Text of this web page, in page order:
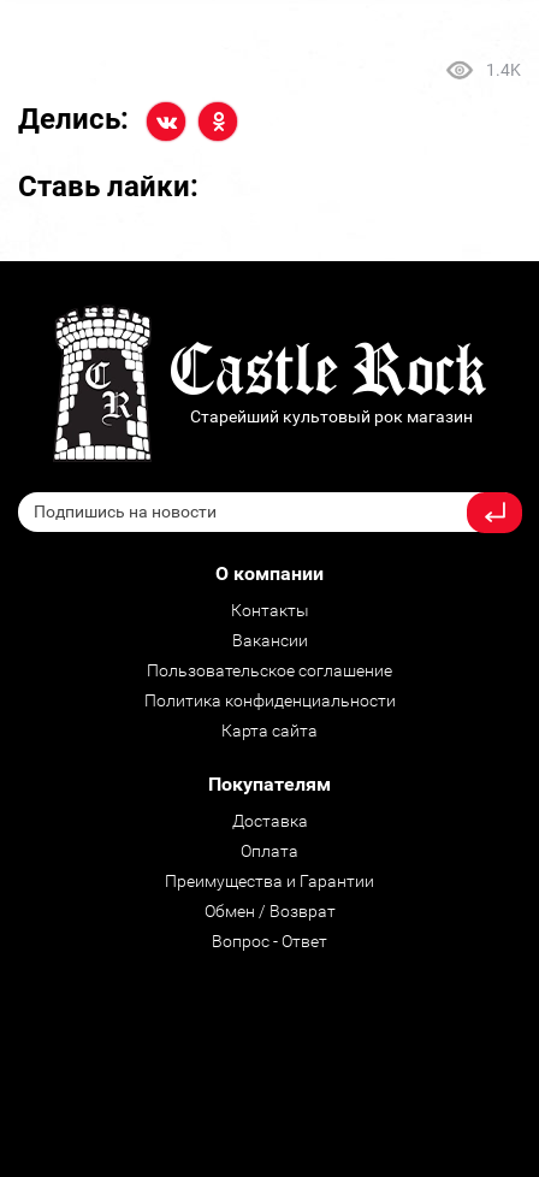
1.4K
Делись:
Ставь лайки:
Старейший культовый рок магазин
О компании
Контакты
Вакансии
Пользовательское соглашение
Политика конфиденциальности
Карта сайта
Покупателям
Доставка
Оплата
Преимущества и Гарантии
Обмен / Возврат
Вопрос - Ответ